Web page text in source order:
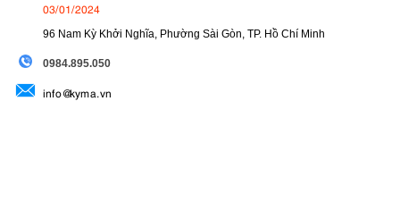
03/01/2024
96 Nam Kỳ Khởi Nghĩa, Phường Sài Gòn, TP. Hồ Chí Minh
0984.895.050
info@kyma.vn